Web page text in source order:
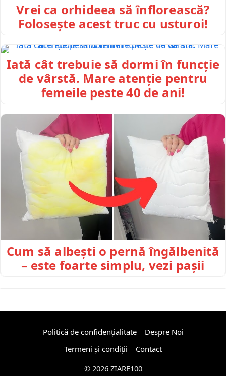
Vrei ca orhideea să înflorească?
Folosește acest truc cu usturoi!
Iată cât trebuie să dormi în funcție
de vârstă. Mare atenție pentru
femeile peste 40 de ani!
Cum să albești o pernă îngălbenită
– este foarte simplu, vezi pașii
Politică de confidențialitate
Despre Noi
Termeni și condiții
Contact
© 2026 ZIARE100